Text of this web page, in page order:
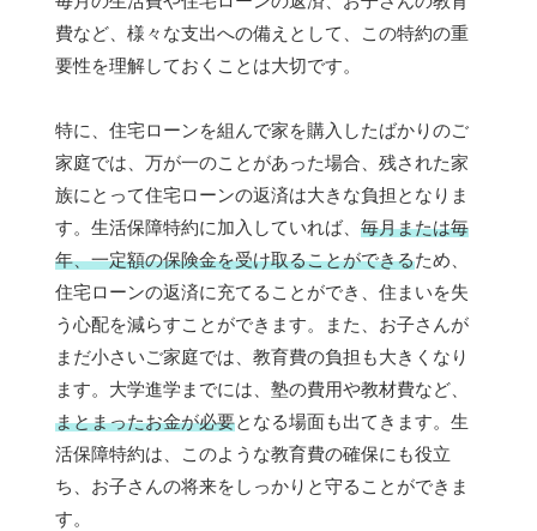
費など、様々な支出への備えとして、この特約の重
要性を理解しておくことは大切です。
特に、住宅ローンを組んで家を購入したばかりのご
家庭では、万が一のことがあった場合、残された家
族にとって住宅ローンの返済は大きな負担となりま
す。生活保障特約に加入していれば、 毎月または毎
年、一定額の保険金を受け取ることができるため、
住宅ローンの返済に充てることができ、住まいを失
う心配を減らすことができます。また、お子さんが
まだ小さいご家庭では、教育費の負担も大きくなり
ます。大学進学までには、塾の費用や教材費など、
まとまったお金が必要となる場面も出てきます。生
活保障特約は、このような教育費の確保にも役立
ち、お子さんの将来をしっかりと守ることができま
す。